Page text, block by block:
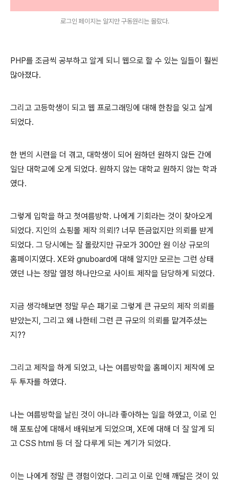
로그인 페이지는 알지만 구동원리는 몰랐다.
PHP를 조금씩 공부하고 알게 되니 웹으로 할 수 있는 일들이 훨씬
많아졌다.
그리고 고등학생이 되고 웹 프로그래밍에 대해 한참을 잊고 살게
되었다.
한 번의 시련을 더 겪고, 대학생이 되어 원하던 원하지 않든 간에
일단 대학교에 오게 되었다. 원하지 않는 대학교 원하지 않는 학과
였다.
그렇게 입학을 하고 첫여름방학. 나에게 기회라는 것이 찾아오게
되었다. 지인의 쇼핑몰 제작 의뢰!? 너무 뜬금없지만 의뢰를 받게
되었다. 그 당시에는 잘 몰랐지만 규모가 300만 원 이상 규모의
홈페이지였다. XE와 gnuboard에 대해 알지만 모르는 그런 상태
였던 나는 정말 열정 하나만으로 사이트 제작을 담당하게 되었다.
지금 생각해보면 정말 무슨 패기로 그렇게 큰 규모의 제작 의뢰를
받았는지, 그리고 왜 나한테 그런 큰 규모의 의뢰를 맡겨주셨는
지??
그리고 제작을 하게 되었고, 나는 여름방학을 홈페이지 제작에 모
두 투자를 하였다.
나는 여름방학을 날린 것이 아니라 좋아하는 일을 하였고, 이로 인
해 포토샵에 대해서 배워보게 되었으며, XE에 대해 더 잘 알게 되
고 CSS html 등 더 잘 다루게 되는 계기가 되었다.
이는 나에게 정말 큰 경험이었다. 그리고 이로 인해 깨달은 것이 있